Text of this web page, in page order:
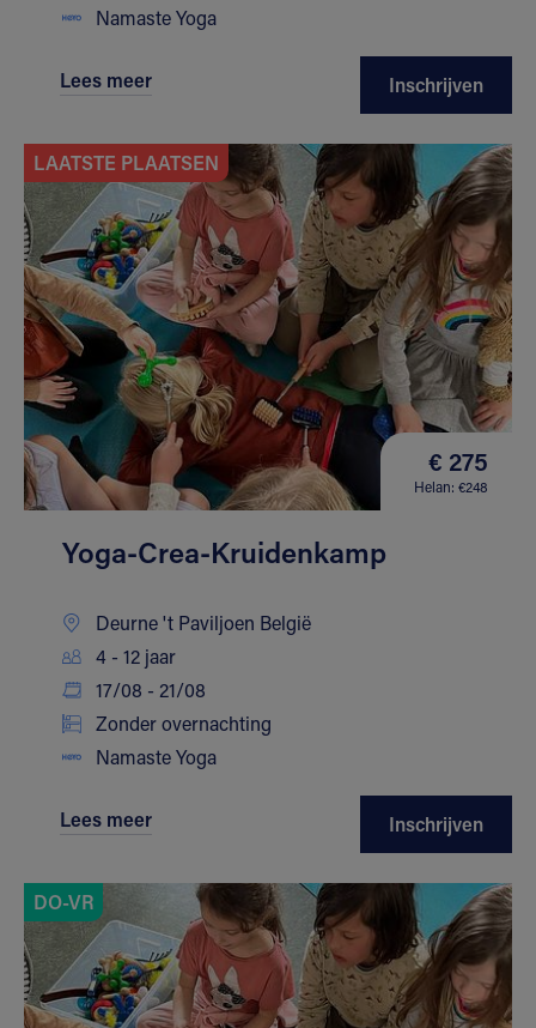
Namaste Yoga
Lees meer Inschrijven
LAATSTE PLAATSEN
€ 275
Helan: €248
Yoga-Crea-Kruidenkamp
Deurne 't Paviljoen België
4 - 12 jaar
17/08 - 21/08
Zonder overnachting
Namaste Yoga
Lees meer Inschrijven
DO-VR